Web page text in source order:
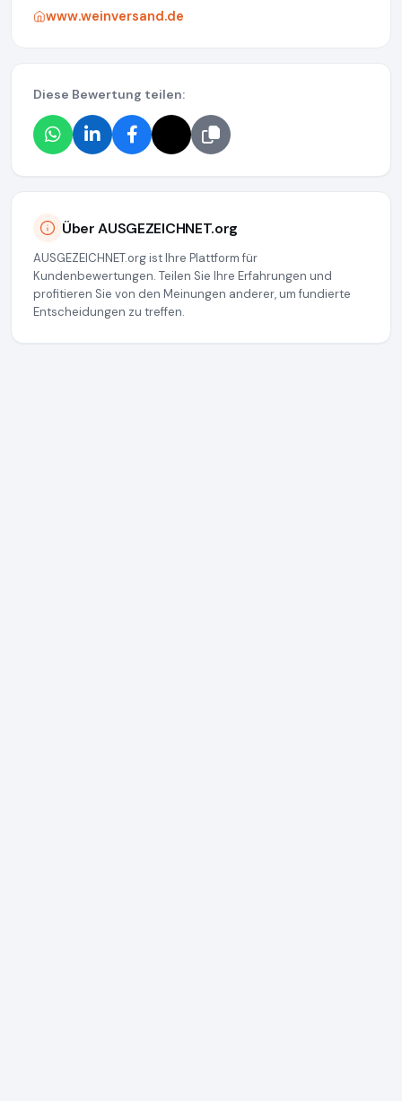
www.weinversand.de
Diese Bewertung teilen:
Über AUSGEZEICHNET.org
AUSGEZEICHNET.org ist Ihre Plattform für
Kundenbewertungen. Teilen Sie Ihre Erfahrungen und
profitieren Sie von den Meinungen anderer, um fundierte
Entscheidungen zu treffen.